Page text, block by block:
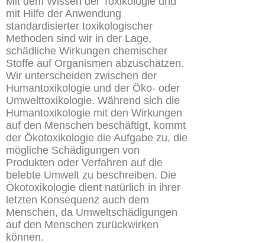
mit Hilfe der Anwendung
standardisierter toxikologischer
Methoden sind wir in der Lage,
schädliche Wirkungen chemischer
Stoffe auf Organismen abzuschätzen.
Wir unterscheiden zwischen der
Humantoxikologie und der Öko- oder
Umwelttoxikologie. Während sich die
Humantoxikologie mit den Wirkungen
auf den Menschen beschäftigt, kommt
der Ökotoxikologie die Aufgabe zu, die
mögliche Schädigungen von
Produkten oder Verfahren auf die
belebte Umwelt zu beschreiben. Die
Ökotoxikologie dient natürlich in ihrer
letzten Konsequenz auch dem
Menschen, da Umweltschädigungen
auf den Menschen zurückwirken
können.